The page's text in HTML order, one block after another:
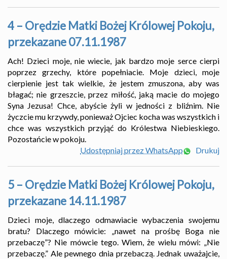
4 – Orędzie Matki Bożej Królowej Pokoju,
przekazane 07.11.1987
Ach! Dzieci moje, nie wiecie, jak bardzo moje serce cierpi
poprzez grzechy, które popełniacie. Moje dzieci, moje
cierpienie jest tak wielkie, że jestem zmuszona, aby was
błagać; nie grzeszcie, przez miłość, jaką macie do mojego
Syna Jezusa! Chce, abyście żyli w jedności z bliźnim. Nie
życzcie mu krzywdy, ponieważ Ojciec kocha was wszystkich i
chce was wszystkich przyjąć do Królestwa Niebieskiego.
Pozostańcie w pokoju.
Udostępniaj przez WhatsApp
Drukuj
5 – Orędzie Matki Bożej Królowej Pokoju,
przekazane 14.11.1987
Dzieci moje, dlaczego odmawiacie wybaczenia swojemu
bratu? Dlaczego mówicie: „nawet na prośbę Boga nie
przebaczę”? Nie mówcie tego. Wiem, że wielu mówi: „Nie
przebaczę.” Ale pewnego dnia przebaczą. Jednak uważajcie,